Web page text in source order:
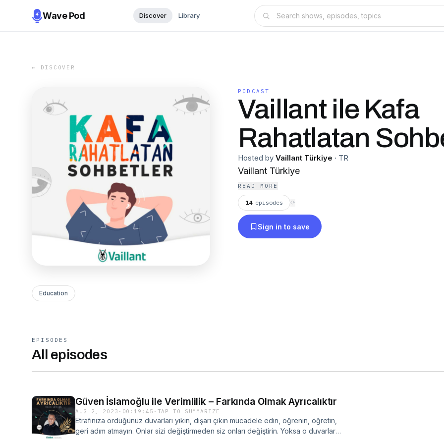
Wave Pod Discover Library
← DISCOVER
PODCAST
Vaillant ile Kafa
Rahatlatan
Hosted by Vaillant Türkiye · TR
Vaillant Türkiye
READ MORE
14 episodes ⟳
Sign in to save
Education
EPISODES
All episodes
Güven İslamoğlu ile Verimlilik – Farkında Olmak Ayrıcalıktır
AUG 2, 2023 · 00:19:45 · TAP TO SUMMARIZE
Etrafınıza ördüğünüz duvarları yıkın, dışarı çıkın mücadele edin, öğrenin, öğretin,
geri adım atmayın. Onlar sizi değiştirmeden siz onları değiştirin. Yoksa o duvarlar